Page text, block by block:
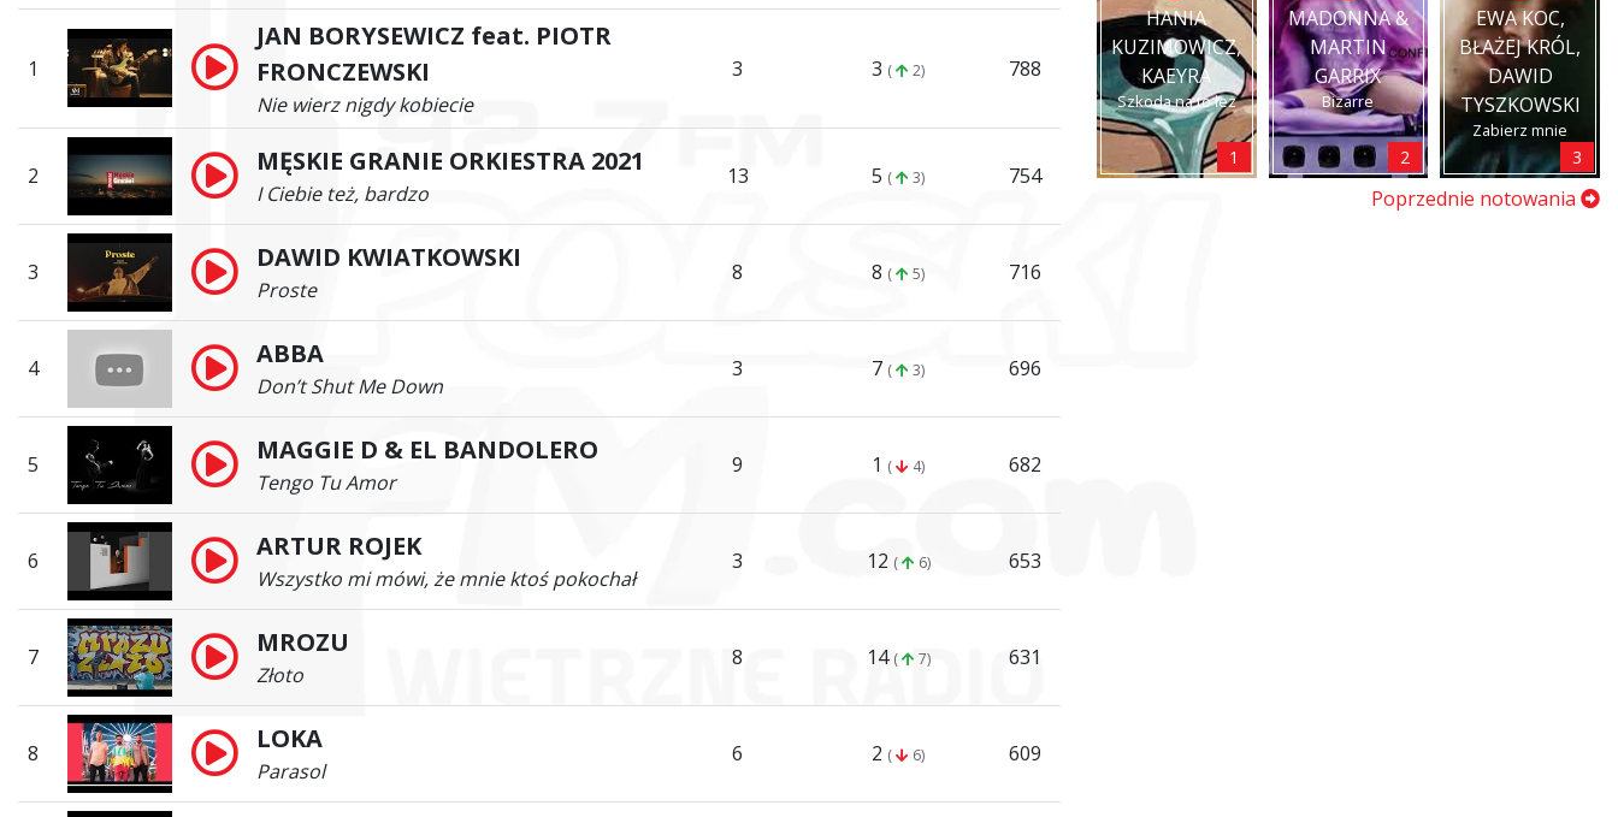
1
JAN BORYSEWICZ feat. PIOTR
FRONCZEWSKI
Nie wierz nigdy kobiecie
3 3 ( 2) 788
2 MĘSKIE GRANIE ORKIESTRA 2021
I Ciebie też, bardzo
13 5 ( 3) 754
3 DAWID KWIATKOWSKI
Proste
8 8 ( 5) 716
4 ABBA
Don’t Shut Me Down
3 7 ( 3) 696
5 MAGGIE D & EL BANDOLERO
Tengo Tu Amor
9 1 ( 4) 682
6 ARTUR ROJEK
Wszystko mi mówi, że mnie ktoś pokochał
3 12 ( 6) 653
7 MROZU
Złoto
8 14 ( 7) 631
8 LOKA
Parasol
6 2 ( 6) 609
HANIA
KUZIMOWICZ,
KAEYRA
Szkoda na to łez
1
MADONNA &
MARTIN
GARRIX
Bizarre
2
EWA KOC,
BŁAŻEJ KRÓL,
DAWID
TYSZKOWSKI
Zabierz mnie
3
Poprzednie notowania